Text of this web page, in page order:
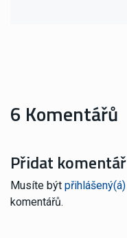
6 Komentářů
Přidat komentář
Musíte být přihlášený(á)
komentářů.